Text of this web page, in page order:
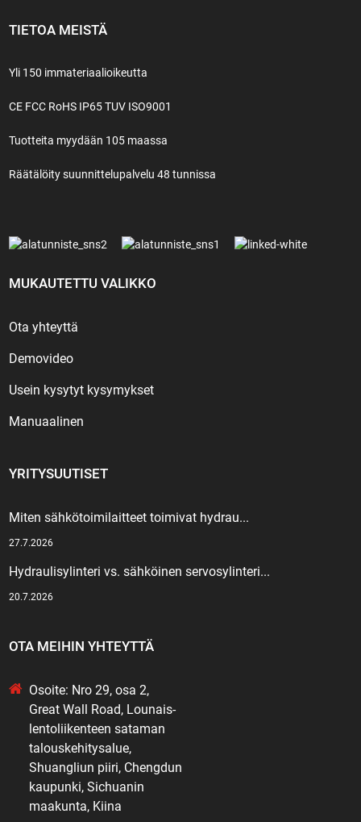
TIETOA MEISTÄ
Yli 150 immateriaalioikeutta
CE FCC RoHS IP65 TUV ISO9001
Tuotteita myydään 105 maassa
Räätälöity suunnittelupalvelu 48 tunnissa
MUKAUTETTU VALIKKO
Ota yhteyttä
Demovideo
Usein kysytyt kysymykset
Manuaalinen
YRITYSUUTISET
Miten sähkötoimilaitteet toimivat hydrau...
27.7.2026
Hydraulisylinteri vs. sähköinen servosylinteri...
20.7.2026
OTA MEIHIN YHTEYTTÄ
Osoite: Nro 29, osa 2,
Great Wall Road, Lounais-
lentoliikenteen sataman
talouskehitysalue,
Shuangliun piiri, Chengdun
kaupunki, Sichuanin
maakunta, Kiina